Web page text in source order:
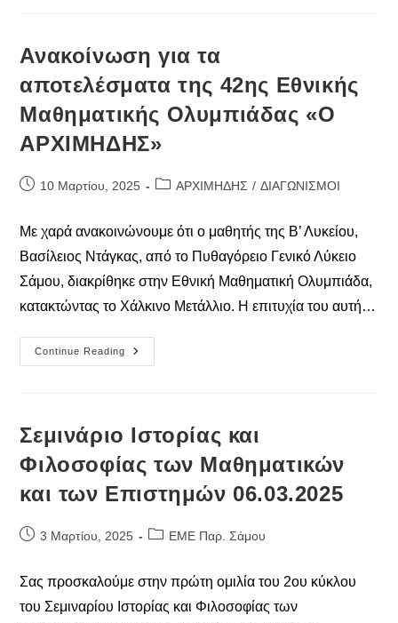
2024-
Ανακοίνωση για τα
αποτελέσματα της 42ης Εθνικής
Μαθηματικής Ολυμπιάδας «O
ΑΡΧΙΜΗΔΗΣ»
Post10 Μαρτίου, 2025
PostΑΡΧΙΜΗΔΗΣ / ΔΙΑΓΩΝΙΣΜΟΙ
Με χαρά ανακοινώνουμε ότι ο μαθητής της Β’ Λυκείου,
Βασίλειος Ντάγκας, από το Πυθαγόρειο Γενικό Λύκειο
Σάμου, διακρίθηκε στην Εθνική Μαθηματική Ολυμπιάδα,
κατακτώντας το Χάλκινο Μετάλλιο. Η επιτυχία του αυτή…
Continue Reading
Ανακοίνωση
Για
Εθνικής
Μαθηματικής
Ολυμπιάδας
«O
ΑΡΧΙΜΗΔΗΣ»
Σεμινάριο Iστορίας και
Φιλοσοφίας των Μαθηματικών
και των Επιστημών 06.03.2025
Post3 Μαρτίου, 2025
PostΕΜΕ Παρ. Σάμου
Σας προσκαλούμε στην πρώτη ομιλία του 2ου κύκλου
του Σεμιναρίου Ιστορίας και Φιλοσοφίας των